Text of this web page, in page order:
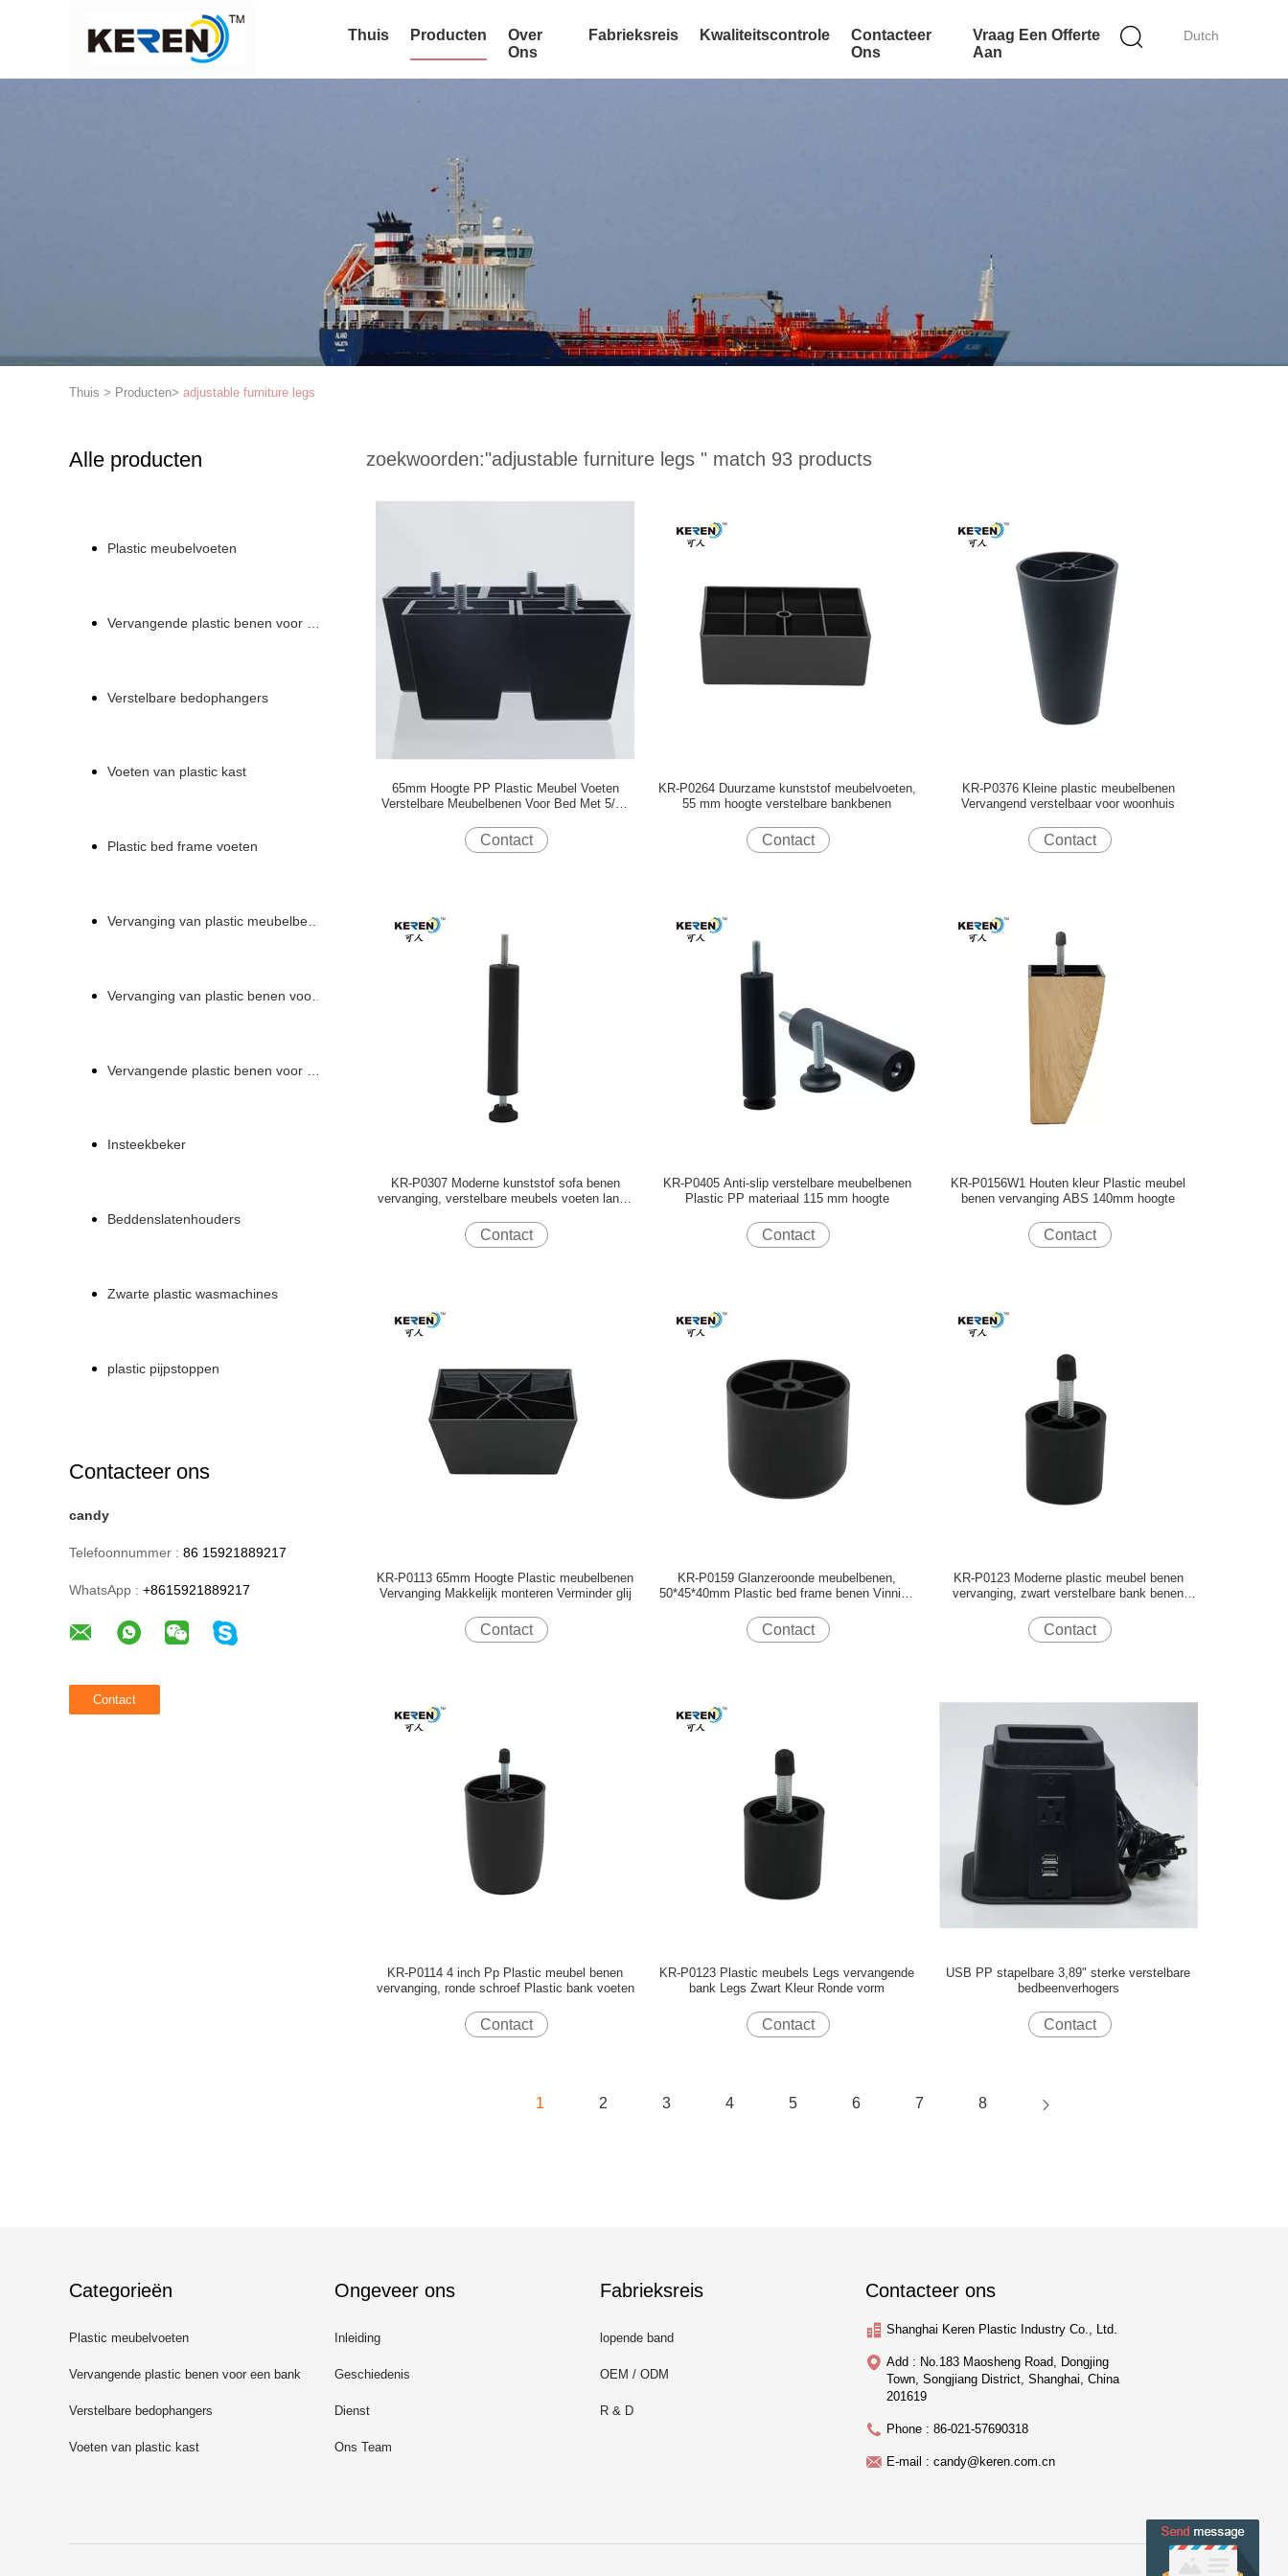
Dutch
Thuis Producten
Over
Ons
Fabrieksreis Kwaliteitscontrole
Contacteer
Ons
Vraag Een Offerte
Aan
Thuis > Producten> adjustable furniture legs
Alle producten
Plastic meubelvoeten
Vervangende plastic benen voor een bank
Verstelbare bedophangers
Voeten van plastic kast
Plastic bed frame voeten
Vervanging van plastic meubelbenen
Vervanging van plastic benen voor een bank
Vervangende plastic benen voor een bank
Insteekbeker
Beddenslatenhouders
Zwarte plastic wasmachines
plastic pijpstoppen
Contacteer ons
candy
Telefoonnummer : 86 15921889217
WhatsApp : +8615921889217
zoekwoorden:"adjustable furniture legs " match 93 products
65mm Hoogte PP Plastic Meubel Voeten
Verstelbare Meubelbenen Voor Bed Met 5/16
Contact
KR-P0264 Duurzame kunststof meubelvoeten,
55 mm hoogte verstelbare bankbenen
Contact
KR-P0376 Kleine plastic meubelbenen
Vervangend verstelbaar voor woonhuis
Contact
KR-P0307 Moderne kunststof sofa benen
vervanging, verstelbare meubels voeten lange
Contact
KR-P0405 Anti-slip verstelbare meubelbenen
Plastic PP materiaal 115 mm hoogte
Contact
KR-P0156W1 Houten kleur Plastic meubel
benen vervanging ABS 140mm hoogte
Contact
KR-P0113 65mm Hoogte Plastic meubelbenen
Vervanging Makkelijk monteren Verminder glij
Contact
KR-P0159 Glanzeroonde meubelbenen,
50*45*40mm Plastic bed frame benen Vinnige
Contact
KR-P0123 Moderne plastic meubel benen
vervanging, zwart verstelbare bank benen
Contact
KR-P0114 4 inch Pp Plastic meubel benen
vervanging, ronde schroef Plastic bank voeten
Contact
KR-P0123 Plastic meubels Legs vervangende
bank Legs Zwart Kleur Ronde vorm
Contact
USB PP stapelbare 3,89" sterke verstelbare
bedbeenverhogers
Contact
1 2 3 4 5 6 7 8
Categorieën
Plastic meubelvoeten
Vervangende plastic benen voor een bank
Verstelbare bedophangers
Voeten van plastic kast
Ongeveer ons
Inleiding
Geschiedenis
Dienst
Ons Team
Fabrieksreis
lopende band
OEM / ODM
R & D
Contacteer ons
Shanghai Keren Plastic Industry Co., Ltd.
Add : No.183 Maosheng Road, Dongjing
Town, Songjiang District, Shanghai, China
201619
Phone : 86-021-57690318
E-mail : candy@keren.com.cn